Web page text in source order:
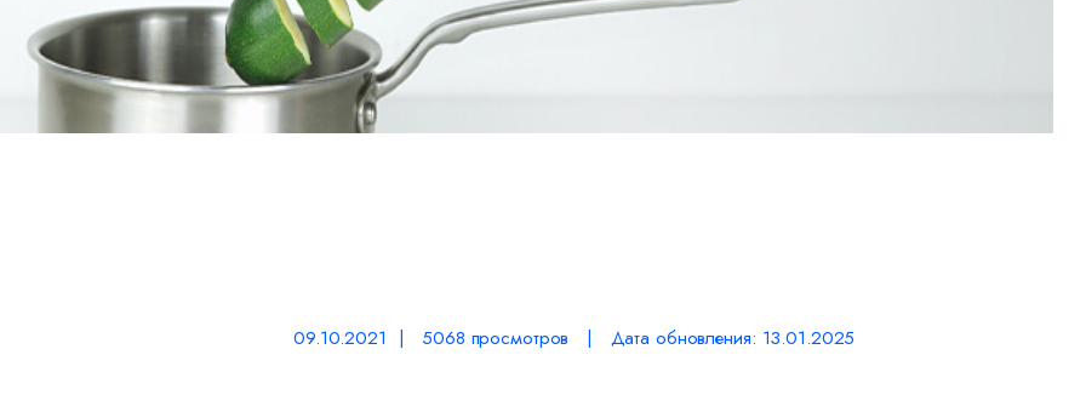
09.10.2021 | 5068 просмотров | Дата обновления: 13.01.2025